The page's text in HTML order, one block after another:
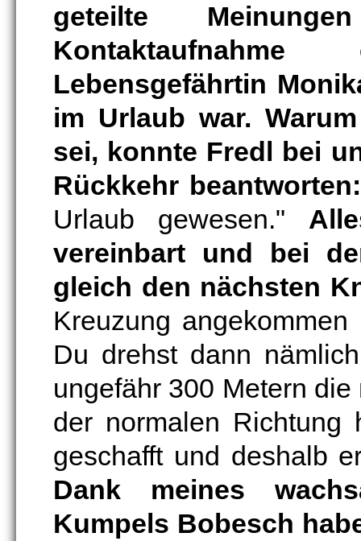
geteilte
Lebensgefährtin
im Urlaub war.
sei, konnte Fredl bei
Rückkehr beantworten:
Urlaub gewesen."
vereinbart und bei
gleich den nächsten
Kreuzung
Du drehst dann
ungefähr 300 Metern
der normalen Richtung
geschafft und deshalb
Dank meines
Kumpels Bobesch